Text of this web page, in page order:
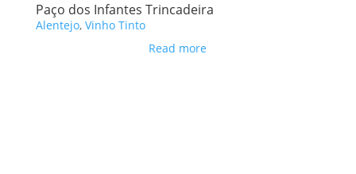
Paço dos Infantes Trincadeira
Alentejo, Vinho Tinto
Read more